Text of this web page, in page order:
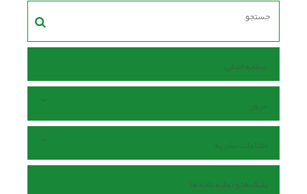
صفحه اصلی
مرور
اطلاعات نشریه
بانک ها و نمایه نامه ها